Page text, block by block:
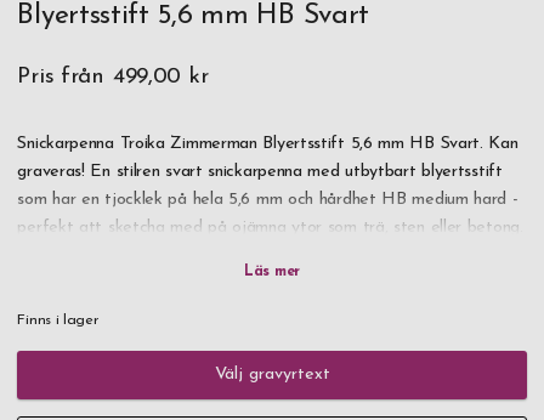
Blyertsstift 5,6 mm HB Svart
Pris från 499,00 kr
Snickarpenna Troika Zimmerman Blyertsstift 5,6 mm HB Svart. Kan
graveras! En stilren svart snickarpenna med utbytbart blyertsstift
som har en tjocklek på hela 5,6 mm och hårdhet HB medium hard -
perfekt att sketcha med på ojämna ytor som trä, sten eller betong.
dagliga arbetet - och med egen gravyr blir det dessutom en unik,
personlig och uppskattad present.
Finns i lager
Välj gravyrtext